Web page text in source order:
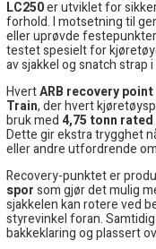
LC250er utviklet for
forhold. I motsetning til
eller uprøvde
testet spesielt for
av sjakkel og snatch strap
HvertARB recovery point
Train, der hvert
bruk med4,75 tonn
Dette gir ekstra trygghet
eller andre utfordrende
Recovery-punktet er
sporsom gjør det mulig
sjakkelen kan rotere ved
styrevinkel foran.
bakkeklaring og plassert